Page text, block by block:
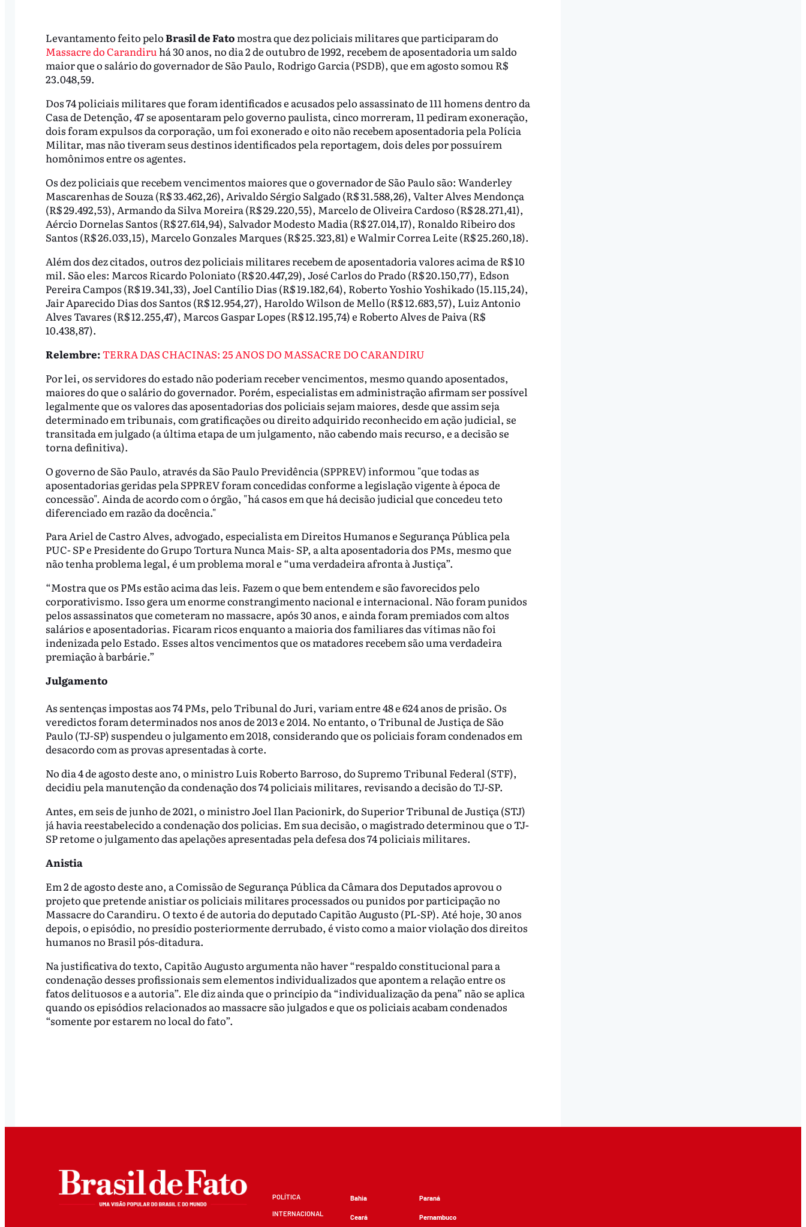
Levantamento feito peloBrasil de Fato mostra que dez policiais militares que participaram do
Massacre do Carandiruhá 30 anos, no dia 2 de outubro de 1992, recebem de aposentadoria um saldo
maior que o salário do governador de São Paulo, Rodrigo Garcia (PSDB), que em agosto somou R$
23.048,59.
Dos 74 policiais militares que foram identificados e acusados pelo assassinato de 111 homens dentro da
Casa de Detenção, 47 se aposentaram pelo governo paulista, cinco morreram, 11 pediram exoneração,
dois foram expulsos da corporação, um foi exonerado e oito não recebem aposentadoria pela Polícia
Militar, mas não tiveram seus destinos identificados pela reportagem, dois deles por possuírem
homônimos entre os agentes.
Os dez policiais que recebem vencimentos maiores que o governador de São Paulo são: Wanderley
Mascarenhas de Souza (R$ 33.462,26), Arivaldo Sérgio Salgado (R$ 31.588,26), Valter Alves Mendonça
(R$ 29.492,53), Armando da Silva Moreira (R$ 29.220,55), Marcelo de Oliveira Cardoso (R$ 28.271,41),
Aércio Dornelas Santos (R$ 27.614,94), Salvador Modesto Madia (R$ 27.014,17), Ronaldo Ribeiro dos
Santos (R$ 26.033,15), Marcelo Gonzales Marques (R$ 25.323,81) e Walmir Correa Leite (R$ 25.260,18).
Além dos dez citados, outros dez policiais militares recebem de aposentadoria valores acima de R$ 10
mil. São eles: Marcos Ricardo Poloniato (R$ 20.447,29), José Carlos do Prado (R$ 20.150,77), Edson
Pereira Campos (R$ 19.341,33), Joel Cantílio Dias (R$ 19.182,64), Roberto Yoshio Yoshikado (15.115,24),
Jair Aparecido Dias dos Santos (R$ 12.954,27), Haroldo Wilson de Mello (R$ 12.683,57), Luiz Antonio
Alves Tavares (R$ 12.255,47), Marcos Gaspar Lopes (R$ 12.195,74) e Roberto Alves de Paiva (R$
10.438,87).
Relembre:TERRA DAS CHACINAS: 25 ANOS DO MASSACRE DO CARANDIRU
Por lei, os servidores do estado não poderiam receber vencimentos, mesmo quando aposentados,
maiores do que o salário do governador. Porém, especialistas em administração afirmam ser possível
legalmente que os valores das aposentadorias dos policiais sejam maiores, desde que assim seja
determinado em tribunais, com gratificações ou direito adquirido reconhecido em ação judicial, se
transitada em julgado (a última etapa de um julgamento, não cabendo mais recurso, e a decisão se
torna definitiva).
O governo de São Paulo, através da São Paulo Previdência (SPPREV) informou "que todas as
aposentadorias geridas pela SPPREV foram concedidas conforme a legislação vigente à época de
concessão". Ainda de acordo com o órgão, "há casos em que há decisão judicial que concedeu teto
diferenciado em razão da docência."
Para Ariel de Castro Alves, advogado, especialista em Direitos Humanos e Segurança Pública pela
PUC- SP e Presidente do Grupo Tortura Nunca Mais- SP, a alta aposentadoria dos PMs, mesmo que
não tenha problema legal, é um problema moral e “uma verdadeira afronta à Justiça”.
“Mostra que os PMs estão acima das leis. Fazem o que bem entendem e são favorecidos pelo
corporativismo. Isso gera um enorme constrangimento nacional e internacional. Não foram punidos
pelos assassinatos que cometeram no massacre, após 30 anos, e ainda foram premiados com altos
salários e aposentadorias. Ficaram ricos enquanto a maioria dos familiares das vítimas não foi
indenizada pelo Estado. Esses altos vencimentos que os matadores recebem são uma verdadeira
premiação à barbárie.”
Julgamento
As sentenças impostas aos 74 PMs, pelo Tribunal do Juri, variam entre 48 e 624 anos de prisão. Os
veredictos foram determinados nos anos de 2013 e 2014. No entanto, o Tribunal de Justiça de São
Paulo (TJ-SP) suspendeu o julgamento em 2018, considerando que os policiais foram condenados em
desacordo com as provas apresentadas à corte.
No dia 4 de agosto deste ano, o ministro Luis Roberto Barroso, do Supremo Tribunal Federal (STF),
decidiu pela manutenção da condenação dos 74 policiais militares, revisando a decisão do TJ-SP.
Antes, em seis de junho de 2021, o ministro Joel Ilan Pacionirk, do Superior Tribunal de Justiça (STJ)
já havia reestabelecido a condenação dos policias. Em sua decisão, o magistrado determinou que o TJ-
SP retome o julgamento das apelações apresentadas pela defesa dos 74 policiais militares.
Anistia
Em 2 de agosto deste ano, a Comissão de Segurança Pública da Câmara dos Deputados aprovou o
projeto que pretende anistiar os policiais militares processados ou punidos por participação no
Massacre do Carandiru. O texto é de autoria do deputado Capitão Augusto (PL-SP). Até hoje, 30 anos
depois, o episódio, no presídio posteriormente derrubado, é visto como a maior violação dos direitos
humanos no Brasil pós-ditadura.
Na justificativa do texto, Capitão Augusto argumenta não haver “respaldo constitucional para a
condenação desses profissionais sem elementos individualizados que apontem a relação entre os
fatos delituosos e a autoria”. Ele diz ainda que o princípio da “individualização da pena” não se aplica
quando os episódios relacionados ao massacre são julgados e que os policiais acabam condenados
“somente por estarem no local do fato”.
POLÍTICA
INTERNACIONAL
Bahia
Ceará
Paraná
Pernambuco